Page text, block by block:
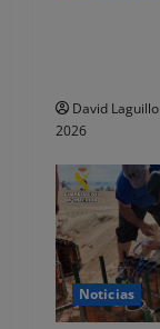
David Laguillo
2026
Noticias